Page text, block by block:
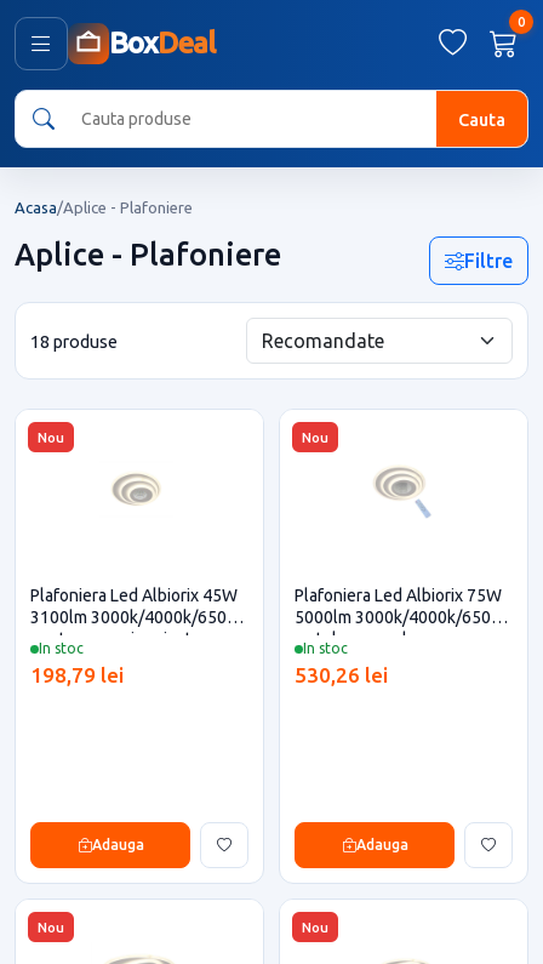
BoxDeal
0
Cauta
Acasa/Aplice - Plafoniere
Aplice - Plafoniere Filtre
18 produse
Nou
In stoc
Plafoniera Led Albiorix 45W
3100lm 3000k/4000k/6500k
pentru casa si proiecte
198,79 lei
Adauga
Nou
In stoc
Plafoniera Led Albiorix 75W
5000lm 3000k/4000k/6500k
cu telecomanda
530,26 lei
Adauga
Nou Nou